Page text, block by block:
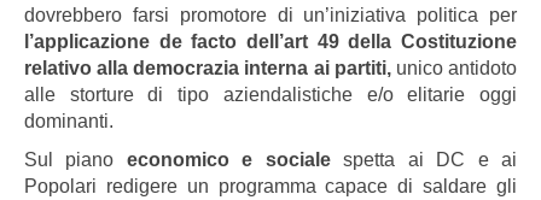
dovrebbero farsi promotore di un’iniziativa politica per
l’applicazione de facto dell’art 49 della Costituzione
relativo alla democrazia interna ai partiti,unico antidoto
alle storture di tipo aziendalistiche e/o elitarie oggi
dominanti.
Sul piano economico e socialespetta ai DC e ai
Popolari redigere un programma capace di saldare gli